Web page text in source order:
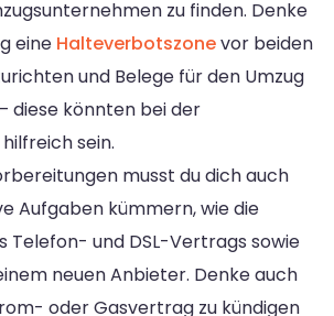
zu finden. Denke
eine Halteverbotszonevor beiden
und Belege für den Umzug
diese könnten bei der
sein.
musst du dich auch
Aufgaben kümmern, wie die
Telefon- und DSL-Vertrags sowie
neuen Anbieter. Denke auch
oder Gasvertrag zu kündigen